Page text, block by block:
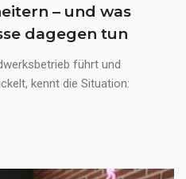
– und was
dagegen tun
führt und
kennt die Situation: